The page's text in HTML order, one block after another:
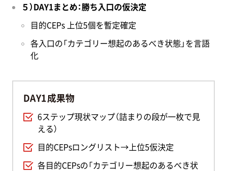
５）DAY1まとめ：勝ち入口の仮決定
目的CEPs 上位5個を暫定確定
各入口の「カテゴリー想起のあるべき状態」を言語
化
DAY1成果物
6ステップ現状マップ（詰まりの段が一枚で見
える）
目的CEPsロングリスト→上位5仮決定
各目的CEPsの「カテゴリー想起のあるべき状